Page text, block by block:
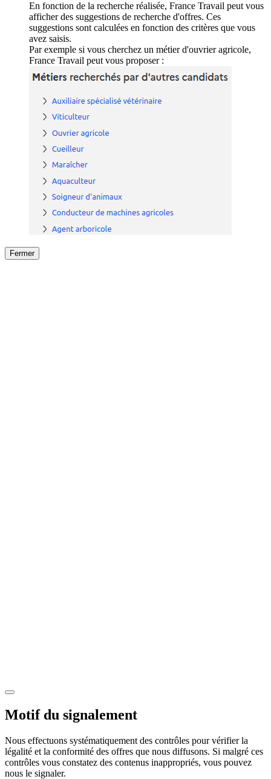
En fonction de la recherche réalisée, France Travail peut vous
afficher des suggestions de recherche d'offres. Ces
suggestions sont calculées en fonction des critères que vous
avez saisis.
Par exemple si vous cherchez un métier d'ouvrier agricole,
France Travail peut vous proposer :
Fermer
Motif du signalement
Nous effectuons systématiquement des contrôles pour vérifier la
légalité et la conformité des offres que nous diffusons. Si malgré ces
contrôles vous constatez des contenus inappropriés, vous pouvez
nous le signaler.